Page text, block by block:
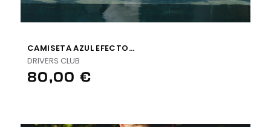
CAMISETA AZUL EFECTO...
DRIVERS CLUB
80,00 €